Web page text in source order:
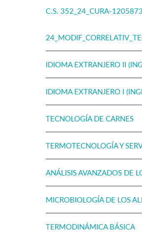
C.S. 352_24_CURA-
IDIOMA EXTRANJERO II
IDIOMA EXTRANJERO I
TECNOLOGÍA DE CARNES
TERMOTECNOLOGÍA Y
ANÁLISIS AVANZADOS DE
MICROBIOLOGÍA DE LOS
TERMODINÁMICA BÁSICA